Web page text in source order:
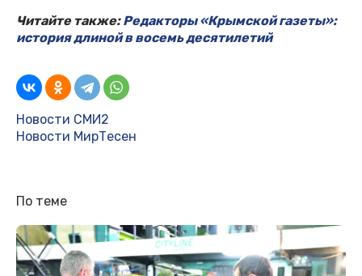
Читайте также:Редакторы «Крымской газеты»:
история длиной в восемь десятилетий
Новости СМИ2
Новости МирТесен
По теме